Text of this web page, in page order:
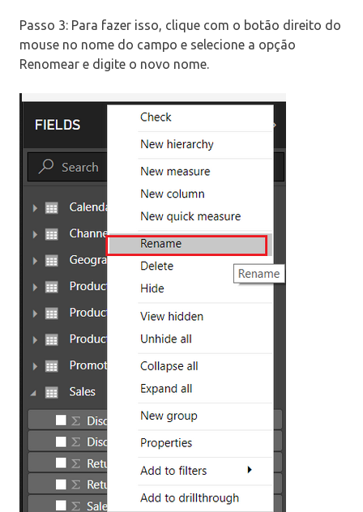
Passo 3: Para fazer isso, clique com o botão direito do
mouse no nome do campo e selecione a opção
Renomear e digite o novo nome.